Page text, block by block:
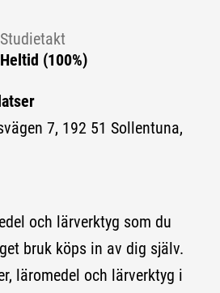
Studietakt
Heltid (100%)
7, 192 51 Sollentuna,
sida.)
och lärverktyg som du
bruk köps in av dig själv.
läromedel och lärverktyg i